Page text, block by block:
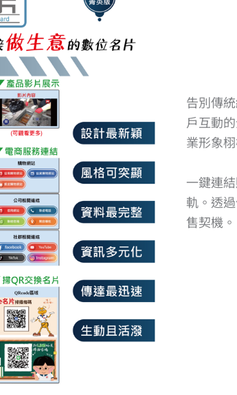
告別傳
戶互動
業形象
一鍵連
軌。透
售契機。